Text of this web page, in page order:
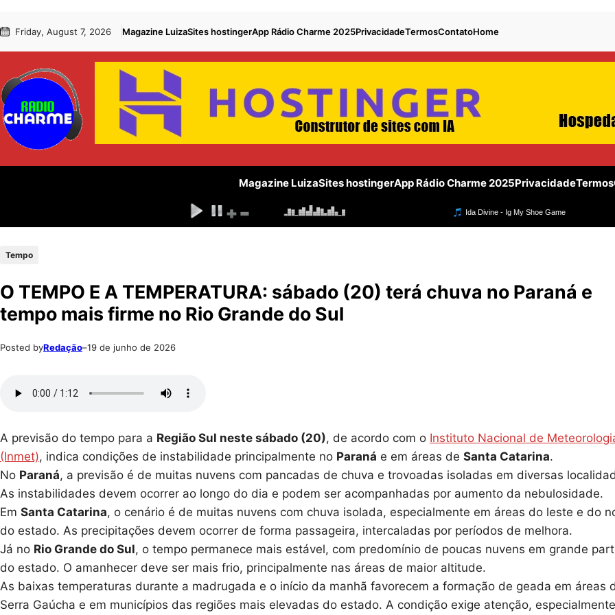
para
conteúdo
to Friday, August 7, 2026 Magazine LuizaSites hostingerApp Rádio Charme 2025PrivacidadeTermosContatoHome
Magazine LuizaSites hostingerApp Rádio Charme 2025PrivacidadeTermos
Tempo
O TEMPO E A TEMPERATURA: sábado (20) terá chuva no Paraná e
tempo mais firme no Rio Grande do Sul
Posted byRedação–19 de junho de 2026
A previsão do tempo para a Região Sul neste sábado (20), de acordo com o Instituto Nacional de
(Inmet), indica condições de instabilidade principalmente no Paraná e em áreas de Santa Catarina.
No Paraná, a previsão é de muitas nuvens com pancadas de chuva e trovoadas isoladas em diversas
As instabilidades devem ocorrer ao longo do dia e podem ser acompanhadas por aumento da nebulosidade.
Em Santa Catarina, o cenário é de muitas nuvens com chuva isolada, especialmente em áreas do leste e do
do estado. As precipitações devem ocorrer de forma passageira, intercaladas por períodos de melhora.
Já no Rio Grande do Sul, o tempo permanece mais estável, com predomínio de poucas nuvens em grande
do estado. O amanhecer deve ser mais frio, principalmente nas áreas de maior altitude.
As baixas temperaturas durante a madrugada e o início da manhã favorecem a formação de geada em áreas
Serra Gaúcha e em municípios das regiões mais elevadas do estado. A condição exige atenção,